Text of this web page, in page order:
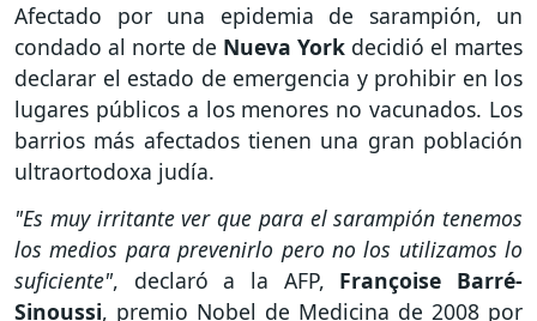
Afectado por una epidemia de sarampión, un
condado al norte de Nueva York decidió el martes
declarar el estado de emergencia y prohibir en los
lugares públicos a los menores no vacunados. Los
barrios más afectados tienen una gran población
ultraortodoxa judía.
"Es muy irritante ver que para el sarampión tenemos
los medios para prevenirlo pero no los utilizamos lo
suficiente", declaró a la AFP, Françoise Barré-
Sinoussi, premio Nobel de Medicina de 2008 por